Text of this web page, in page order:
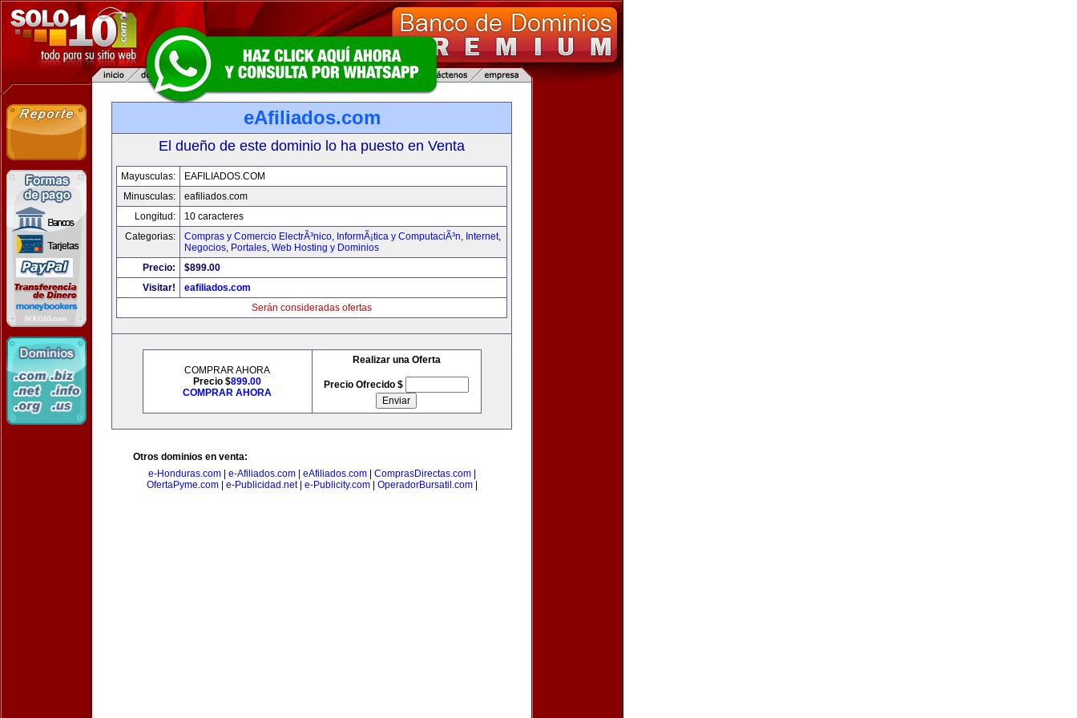
eAfiliados.com
El dueño de este dominio lo ha puesto en Venta
Mayusculas:
EAFILIADOS.COM
Minusculas:
eafiliados.com
Longitud:
10 caracteres
Categorias:
Compras y Comercio ElectrÃ³nico, InformÃ¡tica y ComputaciÃ³n, Internet,
Negocios, Portales, Web Hosting y Dominios
Precio:
$899.00
Visitar!
eafiliados.com
Serán consideradas ofertas
COMPRAR AHORA
Precio $899.00
COMPRAR AHORA
Realizar una Oferta
Precio Ofrecido $
Otros dominios en venta:
e-Honduras.com| e-Afiliados.com| eAfiliados.com| ComprasDirectas.com|
OfertaPyme.com| e-Publicidad.net| e-Publicity.com| OperadorBursatil.com|